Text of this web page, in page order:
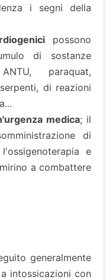
i segni della
possono
di sostanze
paraquat,
di reazioni
medica; il
di
e
a combattere
generalmente
intossicazioni con